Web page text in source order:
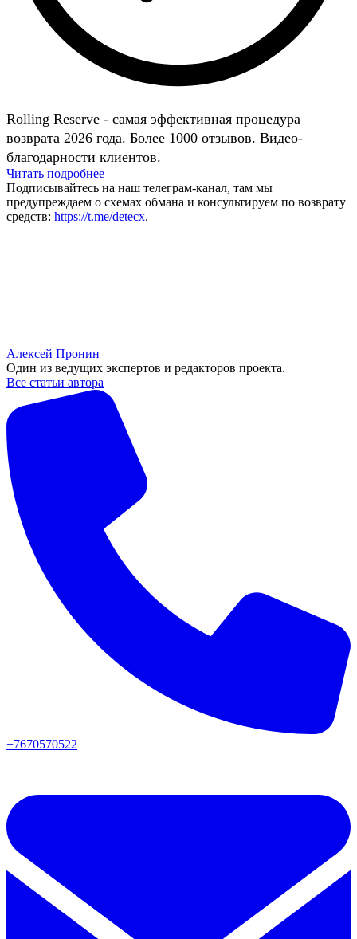
Rolling Reserve - самая эффективная процедура
возврата 2026 года. Более 1000 отзывов. Видео-
благодарности клиентов.
Читать подробнее
Подписывайтесь на наш телеграм-канал, там мы
предупреждаем о схемах обмана и консультируем по возврату
средств: https://t.me/detecx.
Алексей Пронин
Один из ведущих экспертов и редакторов проекта.
Все статьи автора
+7670570522